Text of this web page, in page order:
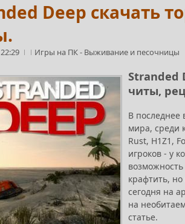
Deep скачать
Игры на ПК- Выживание и песочницы
Stranded
читы,
В последнее
мира, среди
Rust, H1Z1,
игроков - у
крафтить,
сегодня на
на
статье.